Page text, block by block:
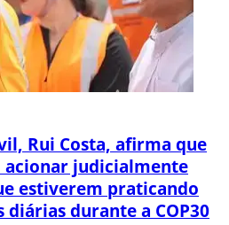
Rui Costa, afirma que
judicialmente
estiverem praticando
diárias durante a COP30